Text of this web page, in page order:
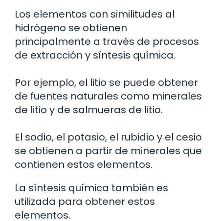
Los elementos con similitudes al
hidrógeno se obtienen
principalmente a través de procesos
de extracción y síntesis química.
Por ejemplo, el litio se puede obtener
de fuentes naturales como minerales
de litio y de salmueras de litio.
El sodio, el potasio, el rubidio y el cesio
se obtienen a partir de minerales que
contienen estos elementos.
La síntesis química también es
utilizada para obtener estos
elementos.